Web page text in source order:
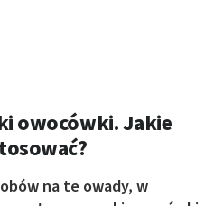
owocówki. Jakie
na te owady, w